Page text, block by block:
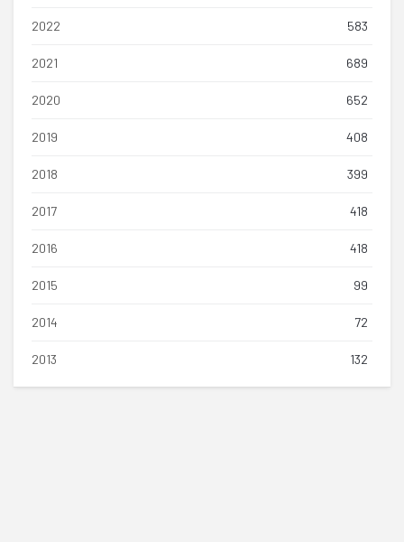
2022 583
2021 689
2020 652
2019 408
2018 399
2017 418
2016 418
2015 99
2014 72
2013 132